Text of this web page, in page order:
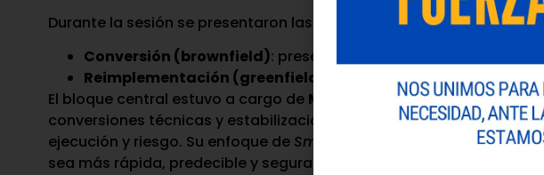
Durante la sesión se presentaron las dos rutas más comunes para
Conversión (brownfield): preserva historial y
Reimplementación (greenfield)
: permite rediseñar
El bloque central estuvo a cargo de Mignow
, que mostró cómo su
conversiones técnicas y estabilización mediante automatización e
ejecución y riesgo. Su enfoque de Smart Conversion
está diseñado
sea más rápida, predecible y segura.